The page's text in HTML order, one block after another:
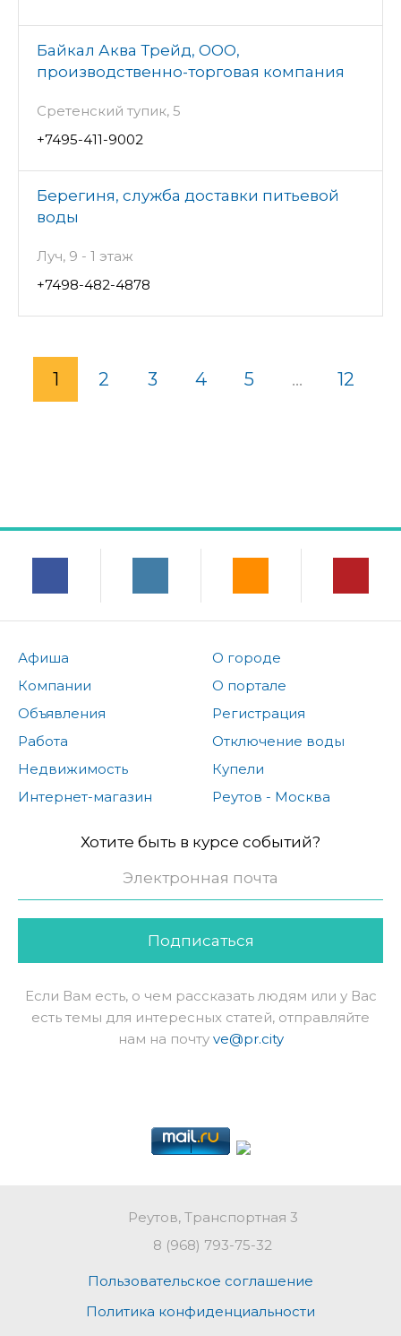
Байкал Аква Трейд, ООО,
производственно-торговая компания
Сретенский тупик, 5
+7495-411-9002
Берегиня, служба доставки питьевой
воды
Луч, 9 - 1 этаж
+7498-482-4878
1 2 3 4 5 ... 12
Афиша
Компании
Объявления
Работа
Недвижимость
Интернет-магазин
О городе
О портале
Регистрация
Отключение воды
Купели
Реутов - Москва
Хотите быть в курсе событий?
Подписаться
Если Вам есть, о чем рассказать людям или у Вас
есть темы для интересных статей, отправляйте
нам на почту ve@pr.city
Реутов, Транспортная 3
8 (968) 793-75-32
Пользовательское соглашение
Политика конфиденциальности